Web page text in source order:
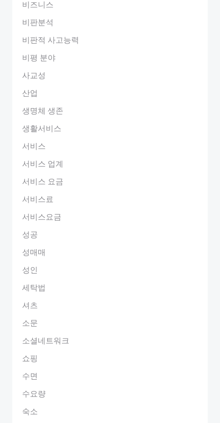
비즈니스
비판분석
비판적 사고능력
비평 분야
사교성
산업
생명체 생존
생활서비스
서비스
서비스 업계
서비스 요금
서비스료
서비스요금
성공
성매매
성인
세탁법
셔츠
소문
소셜네트워크
쇼핑
수면
수요량
숙소